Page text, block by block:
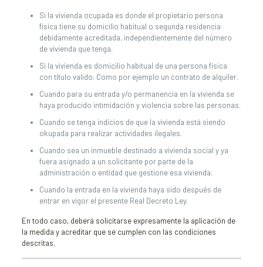
Si la vivienda ocupada es donde el propietario persona
física tiene su domicilio habitual o segunda residencia
debidamente acreditada, independientemente del número
de vivienda que tenga.
Si la vivienda es domicilio habitual de una persona física
con título valido. Como por ejemplo un contrato de alquiler.
Cuando para su entrada y/o permanencia en la vivienda se
haya producido intimidación y violencia sobre las personas.
Cuando se tenga indicios de que la vivienda está siendo
okupada para realizar actividades ilegales.
Cuando sea un inmueble destinado a vivienda social y ya
fuera asignado a un solicitante por parte de la
administración o entidad que gestione esa vivienda.
Cuando la entrada en la vivienda haya sido después de
entrar en vigor el presente Real Decreto Ley.
En todo caso, deberá solicitarse expresamente la aplicación de
la medida y acreditar que se cumplen con las condiciones
descritas.